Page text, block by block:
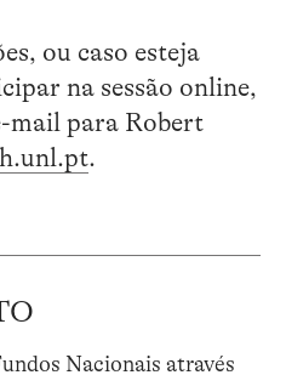
ou caso esteja
na sessão online,
mail para Robert
.
Nacionais através